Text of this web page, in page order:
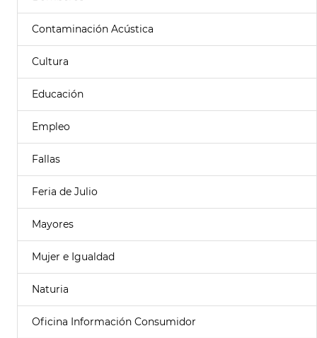
Contaminación Acústica
Cultura
Educación
Empleo
Fallas
Feria de Julio
Mayores
Mujer e Igualdad
Naturia
Oficina Información Consumidor